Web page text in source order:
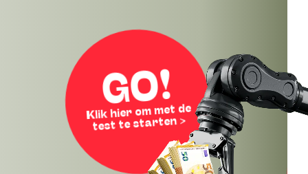
GO!
Klik hier om met de
test te starten >